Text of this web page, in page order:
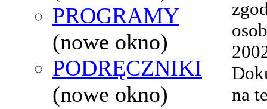
PROGRAMY
(nowe okno)
PODRĘCZNIKI
(nowe okno)
na